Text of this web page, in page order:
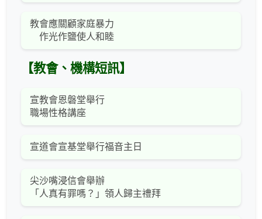
教會應關顧家庭暴力
作光作鹽使人和睦
【教會、機構短訊】
宣教會恩磐堂舉行
職場性格講座
宣道會宣基堂舉行福音主日
尖沙嘴浸信會舉辦
「人真有罪嗎？」領人歸主禮拜